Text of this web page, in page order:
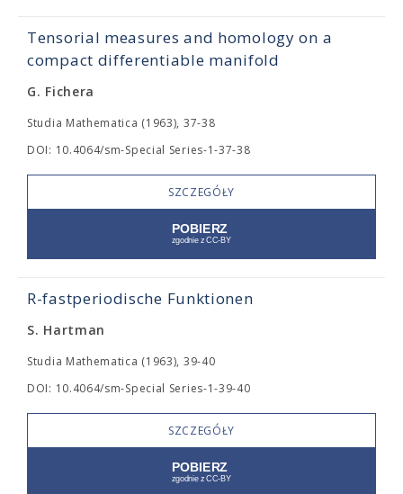
Tensorial measures and homology on a
compact differentiable manifold
G. Fichera
Studia Mathematica (1963), 37-38
DOI: 10.4064/sm-Special Series-1-37-38
SZCZEGÓŁY
R-fastperiodische Funktionen
S. Hartman
Studia Mathematica (1963), 39-40
DOI: 10.4064/sm-Special Series-1-39-40
SZCZEGÓŁY